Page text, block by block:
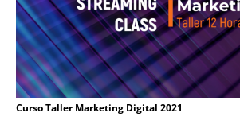
Curso Taller Marketing Digital 2021